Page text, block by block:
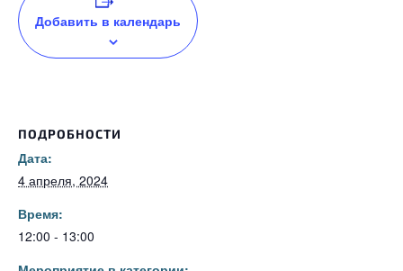
Добавить в календарь
ПОДРОБНОСТИ
Дата:
4 апреля, 2024
Время:
12:00 - 13:00